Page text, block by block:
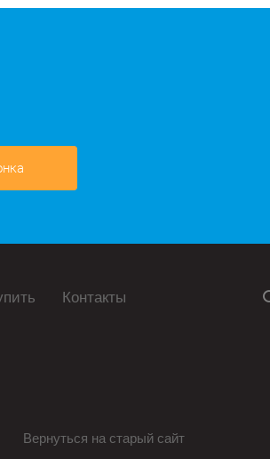
Контакты
Вернуться на старый сайт